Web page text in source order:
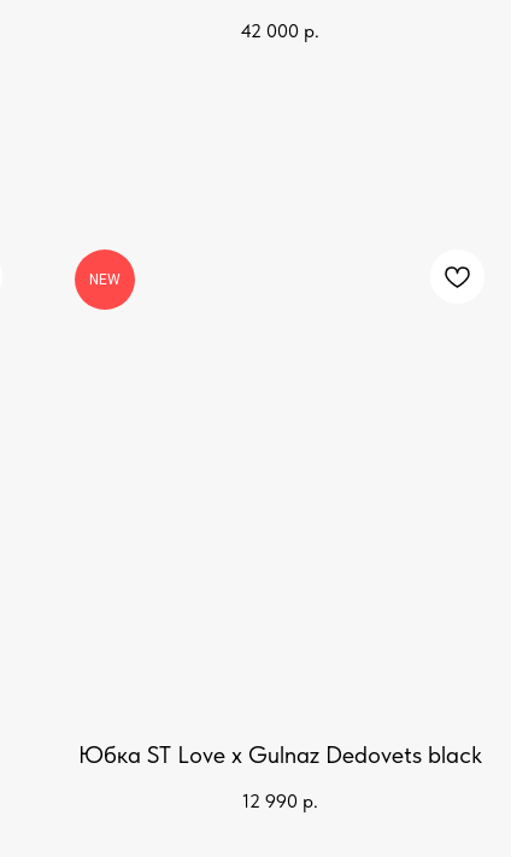
42 000 р.
NEW
Юбка ST Love x Gulnaz Dedovets black
12 990 р.